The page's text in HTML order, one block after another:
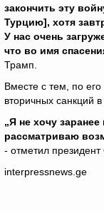
закончить эту
Турцию], хотя
У нас очень
что во имя
Трамп.
Вместе с тем, по
вторичных санкций
„Я не хочу
рассматриваю
- отметил
interpressnews.ge